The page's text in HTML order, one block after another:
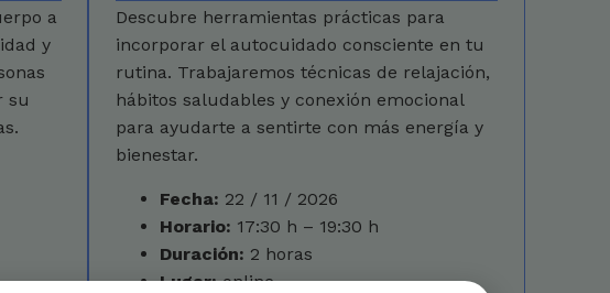
a
y
su
Descubre herramientas prácticas para
incorporar el autocuidado consciente en tu
rutina. Trabajaremos técnicas de relajación,
hábitos saludables y conexión emocional
para ayudarte a sentirte con más energía y
bienestar.
Fecha: 22 / 11 / 2026
Horario: 17:30 h – 19:30 h
Duración: 2 horas
Lugar:online